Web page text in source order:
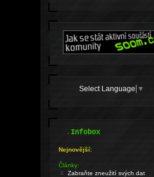
Select Language ▼
.Infobox
Nejnovější:
Články:
Zabraňte zneužití svých dat